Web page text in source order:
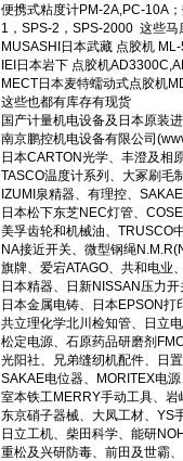
便携式粘度计PM-2A,PC-10A
1，SPS-2，SPS-2000 这些马
MUSASHI日本武藏 点胶机
IEI日本岩下 点胶机
MECT日本麦特蠕动式点胶机
这些也都有库存有现货
国产计量机电设备及日本原装
南京鹏控机电设备有限公司
日本CARTON光学、丰澄及相
TASCO温度计系列、大冢刷毛
IZUMI泉精器、有理控、
日本松下东芝NEC灯管、
美孚齿轮和机械油、TRUSCO
NA接近开关、微型钢绳
旗牌、爱宕ATAGO、共和电业
日本精器、日新NISSAN压力
日本金属电铸、日本EPSON
共立理化学北川检知管、日立
松定电源、石原药品研磨剂
光阳社、兄弟缝纫机配件、日
SAKAE电位器、MORITEX电
室本铁工MERRY手动工具、
东京硝子器械、大凤工材、YS
日立工机、柴田科学、能研
重松及兴研防毒、前田及世霸